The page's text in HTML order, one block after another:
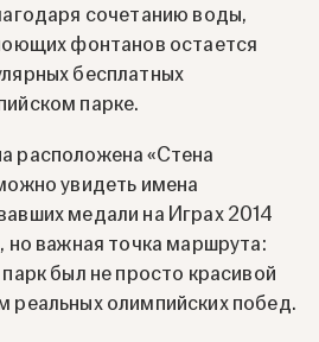
сочетанию воды,
фонтанов остается
бесплатных
парке.
расположена «Стена
увидеть имена
медали на Играх 2014
но важная точка маршрута:
был не просто красивой
реальных олимпийских побед.